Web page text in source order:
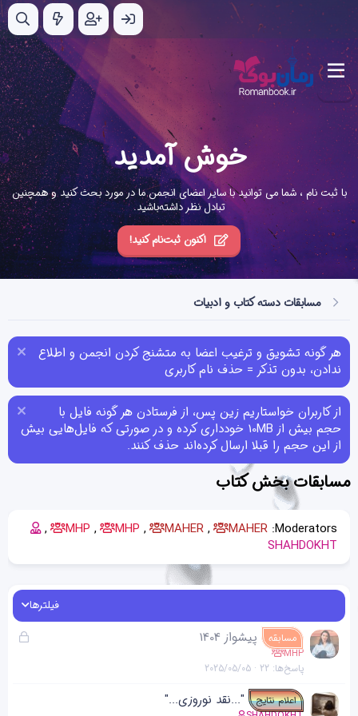
خوش آمدید
با ثبت نام ، شما می توانید با سایر اعضای انجمن ما در مورد بحث کنید و همچنین
تبادل نظر داشته‌باشید.
اکنون ثبت‌نام کنید!
مسابقات دسته کتاب و ادبیات
هر گونه تشویق و ترغیب اعضا به متشنج کردن انجمن و اطلاع
ندادن، بدون تذکر = حذف نام کاربری
از کاربران خواستاریم زین پس، از فرستادن هر گونه فایل با
حجم بیش از 10MB خودداری کرده و در صورتی که فایل‌هایی بیش
از این حجم را قبلا ارسال کرده‌اند حذف کنند.
مسابقات بخش کتاب
Moderators:
MAHER
MAHER
MHP
MHP
SHAHDOKHT
فیلترها
ق
مسابقه پیشواز 1404
MHP
پاسخ‌ها 22
2025/05/05
اعلام نتایج "...نقد نوروزی..."